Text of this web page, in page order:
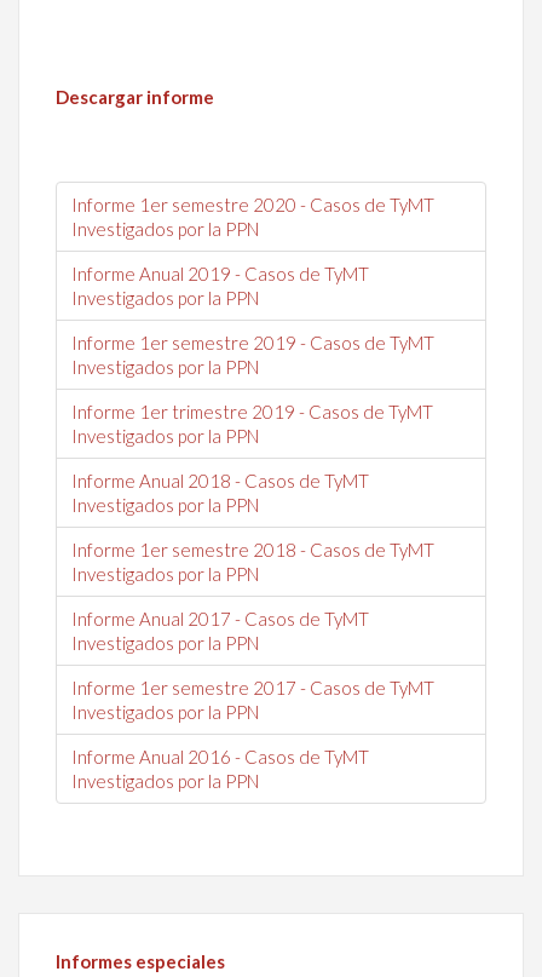
Descargar informe
Informe 1er semestre 2020 - Casos de TyMT
Investigados por la PPN
Informe Anual 2019 - Casos de TyMT
Investigados por la PPN
Informe 1er semestre 2019 - Casos de TyMT
Investigados por la PPN
Informe 1er trimestre 2019 - Casos de TyMT
Investigados por la PPN
Informe Anual 2018 - Casos de TyMT
Investigados por la PPN
Informe 1er semestre 2018 - Casos de TyMT
Investigados por la PPN
Informe Anual 2017 - Casos de TyMT
Investigados por la PPN
Informe 1er semestre 2017 - Casos de TyMT
Investigados por la PPN
Informe Anual 2016 - Casos de TyMT
Investigados por la PPN
Informes especiales